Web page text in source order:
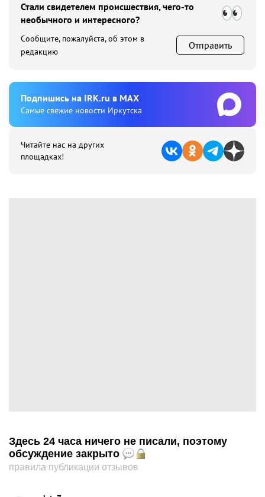
Стали свидетелем происшествия, чего-то
необычного и интересного?
Сообщите, пожалуйста, об этом в
редакцию
Отправить
Подпишиcь на IRK.ru в MAX
Cамые свежие новости Иркутска
Читайте нас на других
площадках!
Здесь 24 часа ничего не писали, поэтому
обсуждение закрыто
правила публикации отзывов